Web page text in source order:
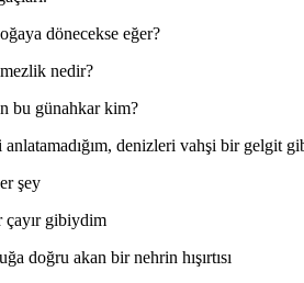
dönecekse eğer?
nedir?
bu günahkar kim?
denizleri vahşi bir gelgit
şey
çayır gibiydim
doğru akan bir nehrin hışırtısı